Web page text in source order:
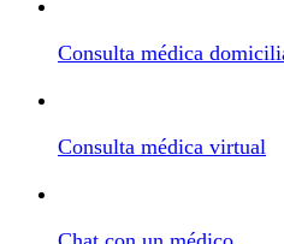
Consulta médica
Consulta médica virtual